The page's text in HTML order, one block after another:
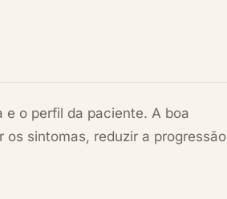
o perfil da paciente. A boa
sintomas, reduzir a progressão